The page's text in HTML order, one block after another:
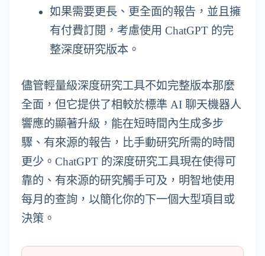
如果需要更長、更全面的報告，並且擁
有付費訂閱，考慮使用 ChatGPT 的完
整深度研究版本。
儘管輕量級深度研究工具不如完整版本那麼
全面，但它提供了相較於標準 AI 聊天機器人
響應的顯著升級，能在短時間內生成多步
驟、有來源的報告，比手動研究所需的時間
更少。ChatGPT 的深度研究工具現在使得可
靠的、有來源的研究觸手可及，明智地使用
每月的查詢，以簡化你的下一個大型項目或
決策。